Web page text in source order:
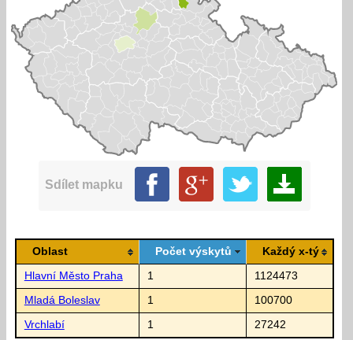
Sdílet mapku
Oblast Počet výskytů Každý x-tý
Hlavní Město Praha 1 1124473
Mladá Boleslav 1 100700
Vrchlabí 1 27242